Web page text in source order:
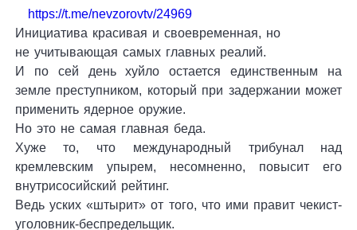
https://t.me/nevzorovtv/24969
Инициатива красивая и своевременная, но
не учитывающая самых главных реалий.
И по сей день хуйло остается единственным на
земле преступником, который при задержании может
применить ядерное оружие.
Но это не самая главная беда.
Хуже то, что международный трибунал над
кремлевским упырем, несомненно, повысит его
внутрисосийский рейтинг.
Ведь уских «штырит» от того, что ими правит чекист-
уголовник-беспредельщик.